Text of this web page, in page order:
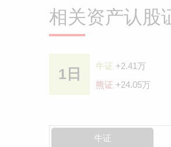
相关资产认股
1日 牛证 +2.41万
熊证 +24.05万
牛证